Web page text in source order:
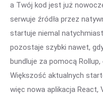
a Twój kod jest już
serwuje źródła przez
startuje niemal
pozostaje szybki nawet,
bundluje za pomocą
Większość aktualnych
więc nowa aplikacja React,